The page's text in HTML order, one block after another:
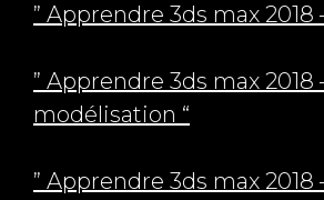
” Apprendre 3ds max 2018
” Apprendre 3ds max 2018
modélisation “
” Apprendre 3ds max 2018